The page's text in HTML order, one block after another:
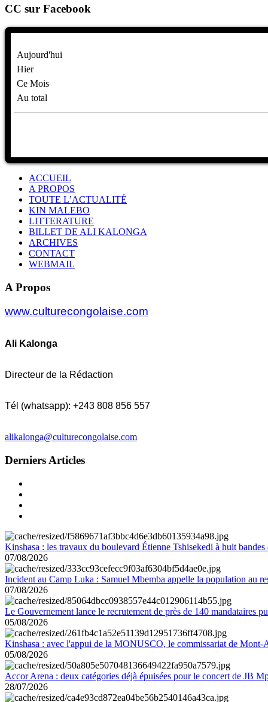
CC sur Facebook
Aujourd'hui
Hier
Ce Mois
Au total
ACCUEIL
A PROPOS
TOUTE L’ACTUALITÉ
KIN MALEBO
LITTERATURE
BILLET DE ALI KALONGA
ARCHIVES
CONTACT
WEBMAIL
A Propos
www.culturecongolaise.com
Ali Kalonga
Directeur de la Rédaction
Tél (whatsapp): +243 808 856 557
alikalonga@culturecongolaise.com
Derniers Articles
Kinshasa : les travaux du boulevard Étienne Tshisekedi à huit
07/08/2026
Incident au Camp Luka : Samuel Mbemba appelle la population au
07/08/2026
Le Gouvernement lance le recrutement de près de 140 mandataires
05/08/2026
Kinshasa : avec l'appui de la MONUSCO, le commissariat de Mont-
05/08/2026
Accor Arena : deux catégories déjà épuisées pour le concert de JB
28/07/2026